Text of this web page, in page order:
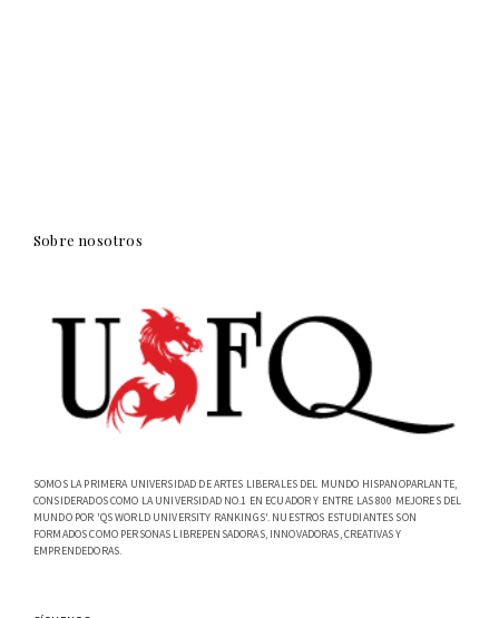
Sobre nosotros
SOMOS LA PRIMERA UNIVERSIDAD DE ARTES LIBERALES DEL MUNDO HISPANOPARLANTE,
CONSIDERADOS COMO LA UNIVERSIDAD NO.1 EN ECUADOR Y ENTRE LAS 800 MEJORES DEL
MUNDO POR 'QS WORLD UNIVERSITY RANKINGS'. NUESTROS ESTUDIANTES SON
FORMADOS COMO PERSONAS LIBREPENSADORAS, INNOVADORAS, CREATIVAS Y
EMPRENDEDORAS.